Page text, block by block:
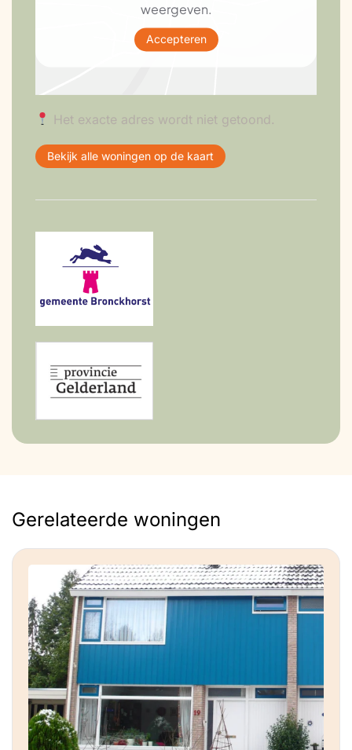
weergeven.
Accepteren
Het exacte adres wordt niet getoond.
Bekijk alle woningen op de kaart
Gerelateerde woningen